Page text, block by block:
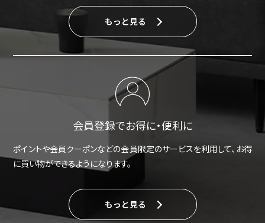
もっと見る
会員登録でお得に・便利に
ポイントや会員クーポンなどの会員限定のサービスを利用して、お得
に買い物ができるようになります。
もっと見る